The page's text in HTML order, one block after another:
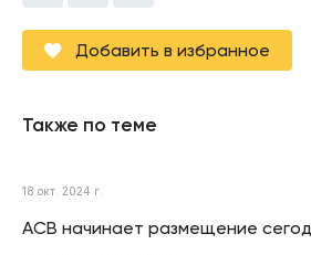
Добавить в избранное
Также по теме
18 окт. 2024 г.
АСВ начинает размещение